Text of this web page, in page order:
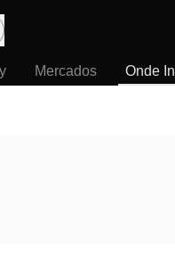
Mercados Onde